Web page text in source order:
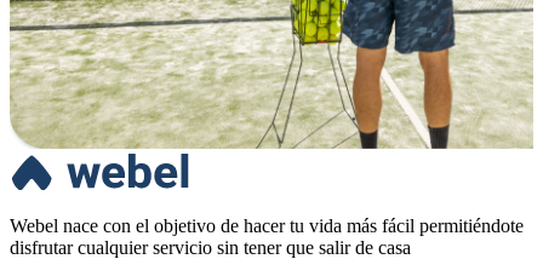
Webel nace con el objetivo de hacer tu vida más fácil permitiéndote
disfrutar cualquier servicio sin tener que salir de casa